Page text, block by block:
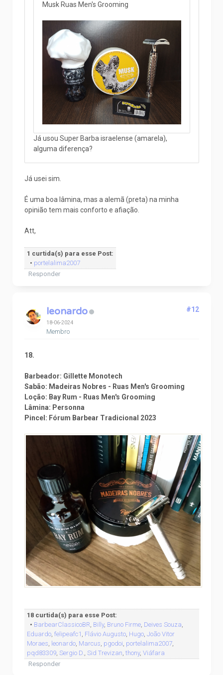
Musk Ruas Men's Grooming
Já usou Super Barba israelense (amarela),
alguma diferença?
Já usei sim.
É uma boa lâmina, mas a alemã (preta) na minha
opinião tem mais conforto e afiação.
Att,
1 curtida(s) para esse Post:
• portelalima2007
Responder
leonardo
18-06-2024
Membro
#12
18.
Barbeador: Gillette Monotech
Sabão: Madeiras Nobres - Ruas Men's Grooming
Loção: Bay Rum - Ruas Men's Grooming
Lâmina: Personna
Pincel: Fórum Barbear Tradicional 2023
18 curtida(s) para esse Post:
• BarbearClassicoBR Billy, Bruno Firme, Deives Souza
Eduardo, felipeafc1 Flávio Augusto, Hugo, João Vitor
Moraes leonardo, Marcus pgodoi portelalima2007,
pqd83309, Sergio D. Sid Trevizan thony, Viáfara
Responder